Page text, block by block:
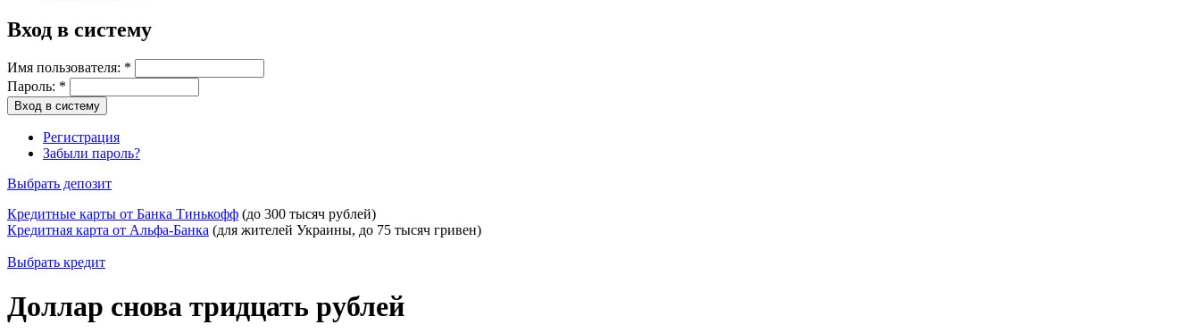
Вход в систему
Имя пользователя: *
Пароль: *
Регистрация
Забыли пароль?
Выбрать депозит
Кредитные карты от Банка Тинькофф (до 300 тысяч рублей)
Кредитная карта от Альфа-Банка (для жителей Украины, до 75 тысяч гривен)
Выбрать кредит
Доллар снова тридцать рублей